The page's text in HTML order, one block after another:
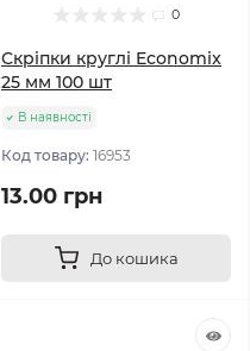
0
Скріпки круглі Economix
25 мм 100 шт
В наявності
Код товару: 16953
13.00 грн
До кошика